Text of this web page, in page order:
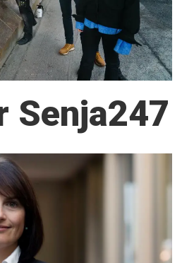
Senja247